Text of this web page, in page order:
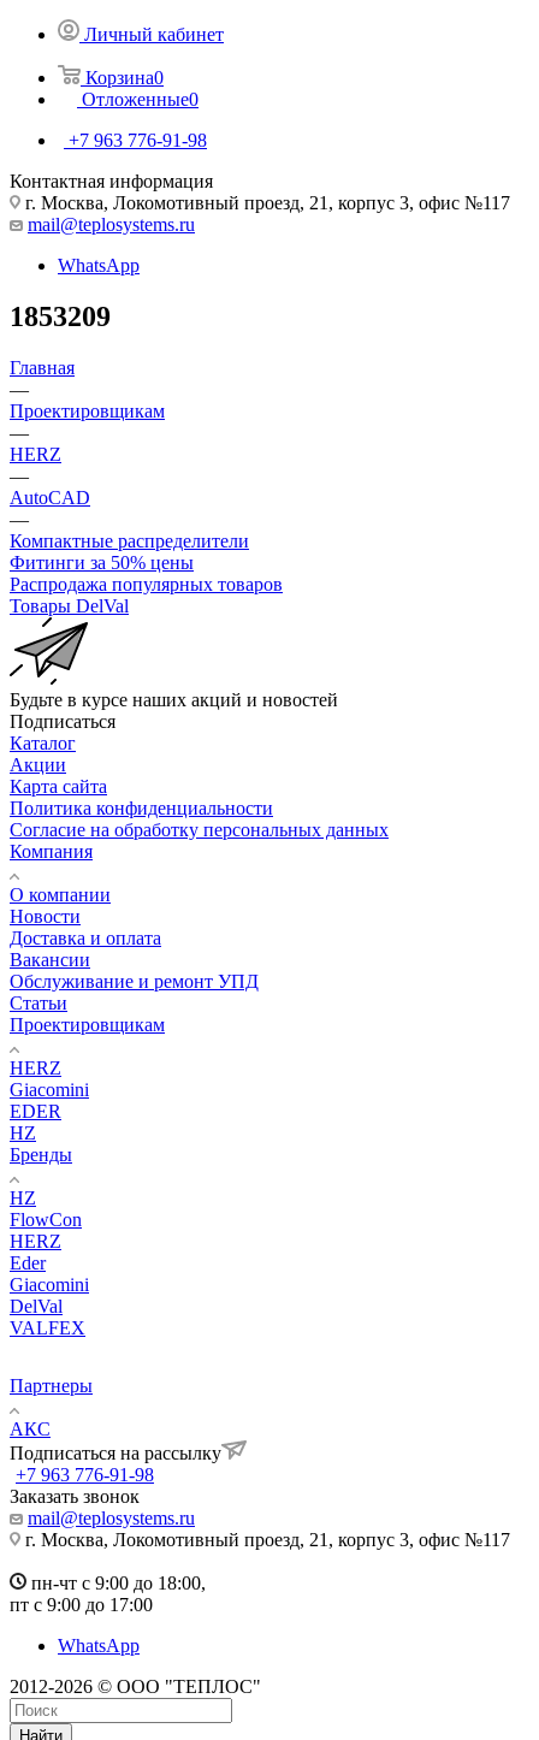
Личный кабинет
Корзина0
Отложенные0
+7 963 776-91-98
Контактная информация
г. Москва, Локомотивный проезд, 21, корпус 3, офис №117
mail@teplosystems.ru
WhatsApp
1853209
Главная
—
Проектировщикам
—
HERZ
—
AutoCAD
—
Компактные распределители
Фитинги за 50% цены
Распродажа популярных товаров
Товары DelVal
Будьте в курсе наших акций и новостей
Подписаться
Каталог
Акции
Карта сайта
Политика конфиденциальности
Согласие на обработку персональных данных
Компания
О компании
Новости
Доставка и оплата
Вакансии
Обслуживание и ремонт УПД
Статьи
Проектировщикам
HERZ
Giacomini
EDER
HZ
Бренды
HZ
FlowCon
HERZ
Eder
Giacomini
DelVal
VALFEX
Партнеры
АКС
Подписаться на рассылку
+7 963 776-91-98
Заказать звонок
mail@teplosystems.ru
г. Москва, Локомотивный проезд, 21, корпус 3, офис №117
пн-чт с 9:00 до 18:00,
пт с 9:00 до 17:00
WhatsApp
2012-2026 © ООО "ТЕПЛОС"
Найти